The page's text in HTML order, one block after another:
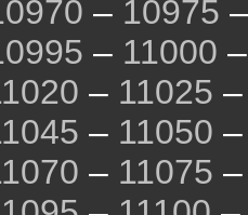
– 10975
– 11000
– 11025
– 11050
– 11075